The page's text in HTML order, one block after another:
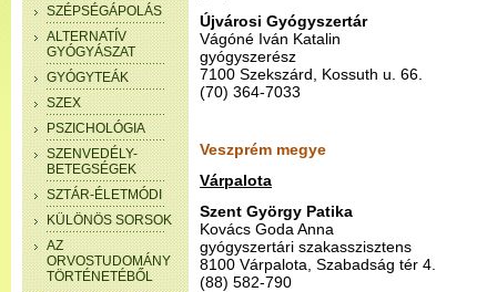
SZÉPSÉGÁPOLÁS
ALTERNATÍV
GYÓGYÁSZAT
GYÓGYTEÁK
SZEX
PSZICHOLÓGIA
SZENVEDÉLY-
BETEGSÉGEK
SZTÁR-ÉLETMÓDI
KÜLÖNÖS SORSOK
AZ
ORVOSTUDOMÁNY
TÖRTÉNETÉBŐL
Újvárosi Gyógyszertár
Vágóné Iván Katalin
gyógyszerész
7100 Szekszárd, Kossuth u. 66.
(70) 364-7033
Veszprém megye
Várpalota
Szent György Patika
Kovács Goda Anna
gyógyszertári szakasszisztens
8100 Várpalota, Szabadság tér 4.
(88) 582-790